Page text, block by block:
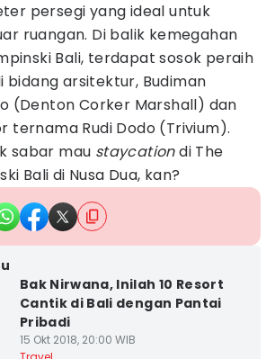
persegi yang ideal untuk
ruangan. Di balik kemegahan
Bali, terdapat sosok peraih
bidang arsitektur, Budiman
(Denton Corker Marshall) dan
ternama Rudi Dodo (Trivium).
sabar mau staycationdi The
Bali di Nusa Dua, kan?
Bak Nirwana, Inilah 10 Resort
Cantik di Bali dengan Pantai
Pribadi
15 Okt 2018, 20:00 WIB